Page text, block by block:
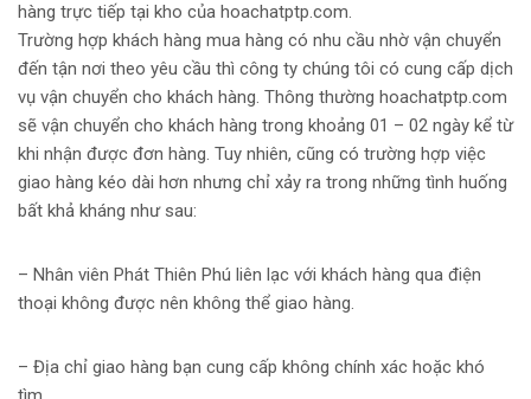
hàng trực tiếp tại kho của hoachatptp.com.
Trường hợp khách hàng mua hàng có nhu cầu nhờ vận chuyển
đến tận nơi theo yêu cầu thì công ty chúng tôi có cung cấp dịch
vụ vận chuyển cho khách hàng. Thông thường hoachatptp.com
sẽ vận chuyển cho khách hàng trong khoảng 01 – 02 ngày kể từ
khi nhận được đơn hàng. Tuy nhiên, cũng có trường hợp việc
giao hàng kéo dài hơn nhưng chỉ xảy ra trong những tình huống
bất khả kháng như sau:
– Nhân viên Phát Thiên Phú liên lạc với khách hàng qua điện
thoại không được nên không thể giao hàng.
– Địa chỉ giao hàng bạn cung cấp không chính xác hoặc khó